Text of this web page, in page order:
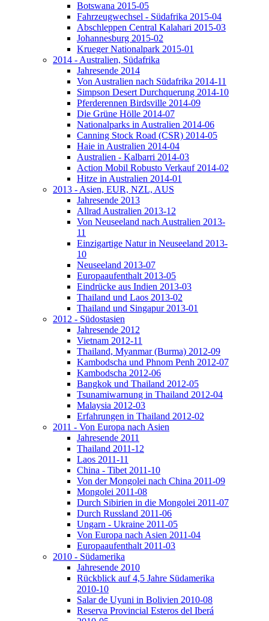
Botswana 2015-05
Fahrzeugwechsel - Südafrika 2015-04
Abschleppen Central Kalahari 2015-03
Johannesburg 2015-02
Krueger Nationalpark 2015-01
2014 - Australien, Südafrika
Jahresende 2014
Von Australien nach Südafrika 2014-11
Simpson Desert Durchquerung 2014-10
Pferderennen Birdsville 2014-09
Die Grüne Hölle 2014-07
Nationalparks in Australien 2014-06
Canning Stock Road (CSR) 2014-05
Haie in Australien 2014-04
Australien - Kalbarri 2014-03
Action Mobil Robusto Verkauf 2014-02
Hitze in Australien 2014-01
2013 - Asien, EUR, NZL, AUS
Jahresende 2013
Allrad Australien 2013-12
Von Neuseeland nach Australien 2013-
11
Einzigartige Natur in Neuseeland 2013-
10
Neuseeland 2013-07
Europaaufenthalt 2013-05
Eindrücke aus Indien 2013-03
Thailand und Laos 2013-02
Thailand und Singapur 2013-01
2012 - Südostasien
Jahresende 2012
Vietnam 2012-11
Thailand, Myanmar (Burma) 2012-09
Kambodscha und Phnom Penh 2012-07
Kambodscha 2012-06
Bangkok und Thailand 2012-05
Tsunamiwarnung in Thailand 2012-04
Malaysia 2012-03
Erfahrungen in Thailand 2012-02
2011 - Von Europa nach Asien
Jahresende 2011
Thailand 2011-12
Laos 2011-11
China - Tibet 2011-10
Von der Mongolei nach China 2011-09
Mongolei 2011-08
Durch Sibirien in die Mongolei 2011-07
Durch Russland 2011-06
Ungarn - Ukraine 2011-05
Von Europa nach Asien 2011-04
Europaaufenthalt 2011-03
2010 - Südamerika
Jahresende 2010
Rückblick auf 4,5 Jahre Südamerika
2010-10
Salar de Uyuni in Bolivien 2010-08
Reserva Provincial Esteros del Iberá